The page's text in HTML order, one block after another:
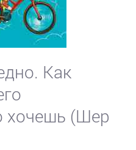
Как
хочешь (Шер